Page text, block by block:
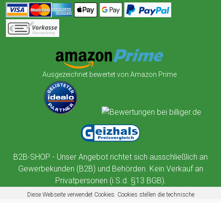
Ausgezeichnet bewertet von Amazon Prime
B2B-SHOP - Unser Angebot richtet sich ausschließlich an
Gewerbekunden (B2B) und Behörden. Kein Verkauf an
Privatpersonen (i.S.d. §13 BGB).
Diese Webseite verwendet Cookies. Cookies stellen die technische